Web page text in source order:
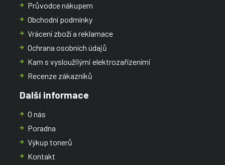
Průvodce nákupem
Obchodní podmínky
Vrácení zboží a reklamace
Ochrana osobních údajů
Kam s vysloužilými elektrozařízeními
Recenze zákazníků
Další informace
O nás
Poradna
Výkup tonerů
Kontakt